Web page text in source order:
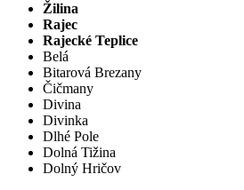
Žilina
Rajec
Rajecké Teplice
Belá
Bitarová Brezany
Čičmany
Divina
Divinka
Dlhé Pole
Dolná Tižina
Dolný Hričov